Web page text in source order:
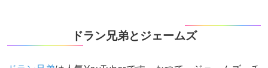
ドラン兄弟とジェームズ